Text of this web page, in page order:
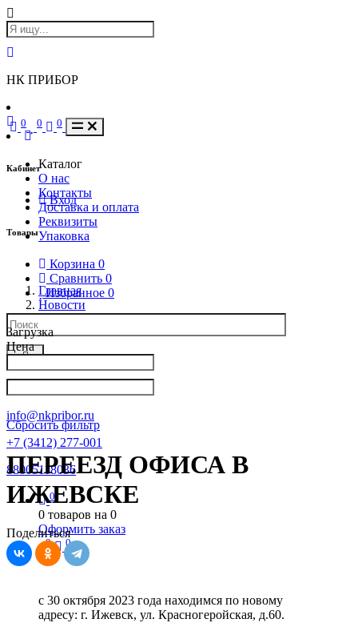
НК ПРИБОР
Кабинет
Вход
Товары
Корзина 0
Сравнить 0
Избранное 0
info@nkpribor.ru
+7 (3412) 277-001
88005118036
0
0 товаров на 0
Оформить заказ
0 0
0 0 0
Каталог
О нас
Контакты
Доставка и оплата
Реквизиты
Упаковка
Главная
Новости
Загрузка
Цена
Сбросить фильтр
ПЕРЕЕЗД ОФИСА В
ИЖЕВСКЕ
Поделиться
с 30 октября 2023 года находимся по новому
адресу: г. Ижевск, ул. Красногеройская, д.60.